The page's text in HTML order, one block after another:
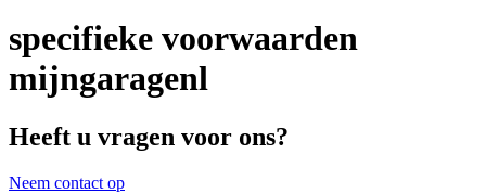
specifieke voorwaarden
mijngaragenl
Heeft u vragen voor ons?
Neem contact op